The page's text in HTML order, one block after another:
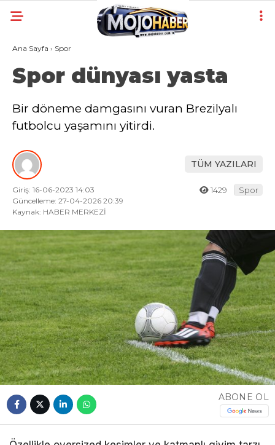
Ana Sayfa › Spor
Spor dünyası yasta
Bir döneme damgasını vuran Brezilyalı
futbolcu yaşamını yitirdi.
TÜM YAZILARI
Giriş: 16-06-2023 14:03
Güncelleme: 27-04-2026 20:39
Kaynak: HABER MERKEZİ
1429 Spor
ABONE OL